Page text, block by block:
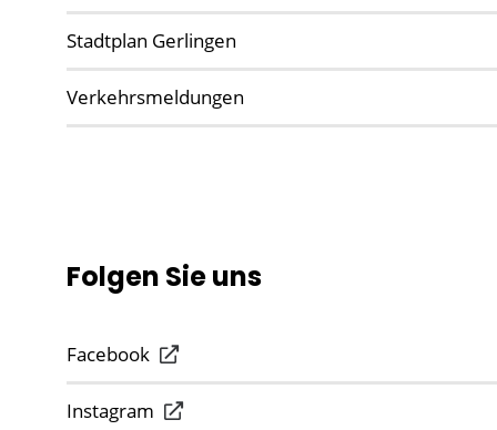
Stadtplan Gerlingen
Verkehrsmeldungen
Folgen Sie uns
Facebook
Instagram